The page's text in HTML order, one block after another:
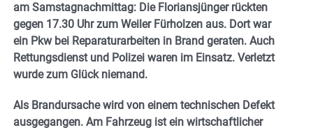
am Samstagnachmittag: Die Floriansjünger rückten
gegen 17.30 Uhr zum Weiler Fürholzen aus. Dort war
ein Pkw bei Reparaturarbeiten in Brand geraten. Auch
Rettungsdienst und Polizei waren im Einsatz. Verletzt
wurde zum Glück niemand.
Als Brandursache wird von einem technischen Defekt
ausgegangen. Am Fahrzeug ist ein wirtschaftlicher